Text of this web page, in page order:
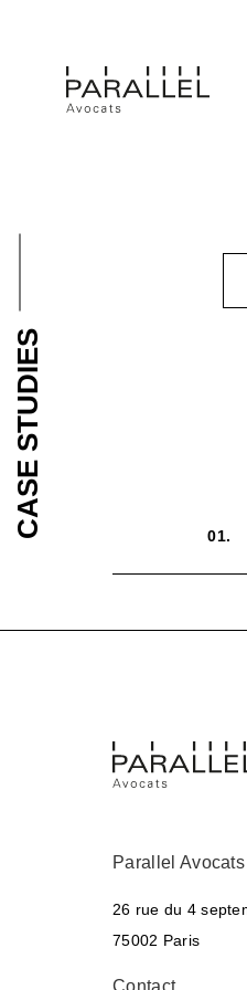
CASE STUDIES 01.
Parallel Avocats
26 rue du 4
75002 Paris
Contact